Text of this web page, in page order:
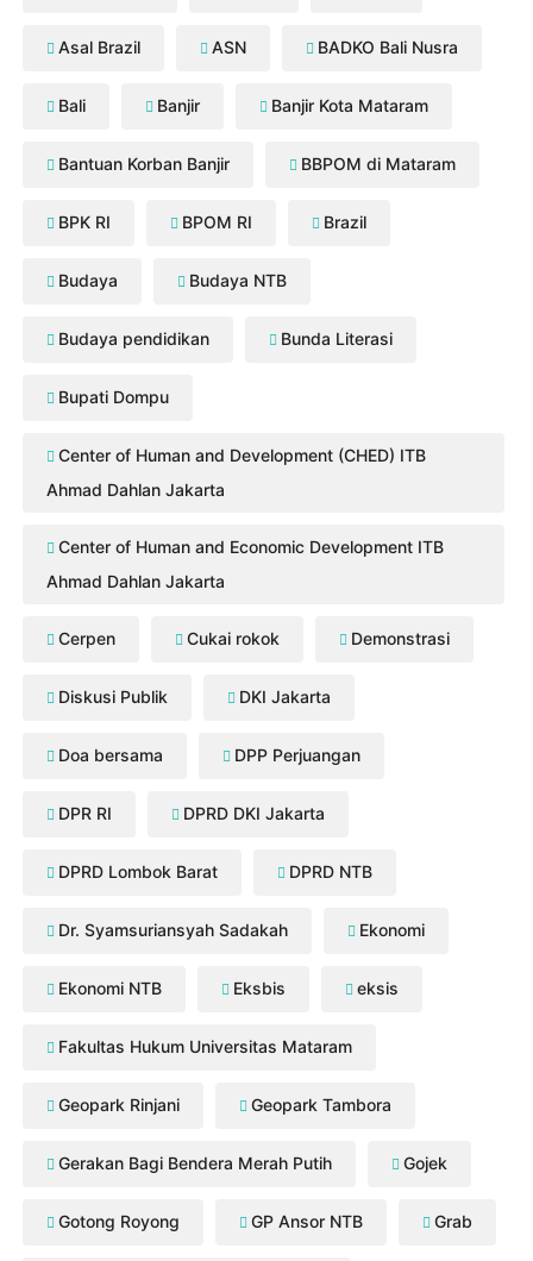
Asal Brazil ASN BADKO Bali Nusra
Bali Banjir Banjir Kota Mataram
Bantuan Korban Banjir BBPOM di Mataram
BPK RI BPOM RI Brazil
Budaya Budaya NTB
Budaya pendidikan Bunda Literasi
Bupati Dompu
Center of Human and Development (CHED) ITB
Ahmad Dahlan Jakarta
Center of Human and Economic Development ITB
Ahmad Dahlan Jakarta
Cerpen Cukai rokok Demonstrasi
Diskusi Publik DKI Jakarta
Doa bersama DPP Perjuangan
DPR RI DPRD DKI Jakarta
DPRD Lombok Barat DPRD NTB
Dr. Syamsuriansyah Sadakah Ekonomi
Ekonomi NTB Eksbis eksis
Fakultas Hukum Universitas Mataram
Geopark Rinjani Geopark Tambora
Gerakan Bagi Bendera Merah Putih Gojek
Gotong Royong GP Ansor NTB Grab